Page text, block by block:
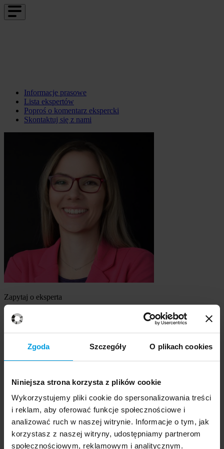
Zgoda Szczegóły O plikach cookies
Niniejsza strona korzysta z plików cookie
Wykorzystujemy pliki cookie do spersonalizowania treści
i reklam, aby oferować funkcje społecznościowe i
analizować ruch w naszej witrynie. Informacje o tym, jak
korzystasz z naszej witryny, udostępniamy partnerom
społecznościowym, reklamowym i analitycznym.
Informacje prasowe
Lista ekspertów
Poproś o komentarz ekspercki
Skontaktuj się z nami
Zapytaj o eksperta
dr Anna Hełka
Szukasz eksperta
Wybierz temat
Ekspert
Wybierz formę kontaktu
udzielenie wywiadu
komentarz do artykułu
udział w audycji radiowej na żywo
udział w nagraniu audycji radiowej
udział w audycji telewizyjnej na żywo